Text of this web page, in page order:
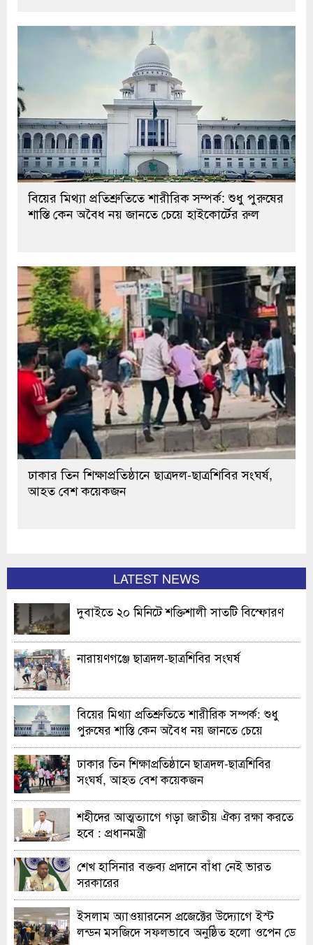
বিয়ের মিথ্যা প্রতিশ্রুতিতে শারীরিক সম্পর্ক: শুধু পুরুষের
শাস্তি কেন অবৈধ নয় জানতে চেয়ে হাইকোর্টের রুল
ঢাকার তিন শিক্ষাপ্রতিষ্ঠানে ছাত্রদল-ছাত্রশিবির সংঘর্ষ,
আহত বেশ কয়েকজন
LATEST NEWS
দুবাইতে ২০ মিনিটে শক্তিশালী সাতটি বিস্ফোরণ
নারায়ণগঞ্জে ছাত্রদল-ছাত্রশিবির সংঘর্ষ
বিয়ের মিথ্যা প্রতিশ্রুতিতে শারীরিক সম্পর্ক: শুধু
পুরুষের শাস্তি কেন অবৈধ নয় জানতে চেয়ে
হাইকোর্টের রুল
ঢাকার তিন শিক্ষাপ্রতিষ্ঠানে ছাত্রদল-ছাত্রশিবির
সংঘর্ষ, আহত বেশ কয়েকজন
শহীদের আত্মত্যাগে গড়া জাতীয় ঐক্য রক্ষা করতে
হবে : প্রধানমন্ত্রী
শেখ হাসিনার বক্তব্য প্রদানে বাঁধা নেই ভারত
সরকারের
ইসলাম অ্যাওয়ারনেস প্রজেক্টের উদ্যোগে ইস্ট
লন্ডন মসজিদে সফলভাবে অনুষ্ঠিত হলো ওপেন ডে